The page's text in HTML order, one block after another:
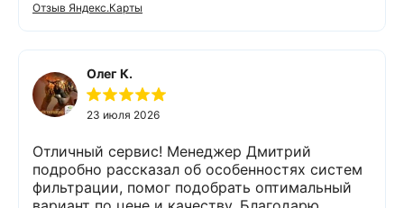
Отзыв Яндекс.Карты
Олег К.
23 июля 2026
Отличный сервис! Менеджер Дмитрий
подробно рассказал об особенностях систем
фильтрации, помог подобрать оптимальный